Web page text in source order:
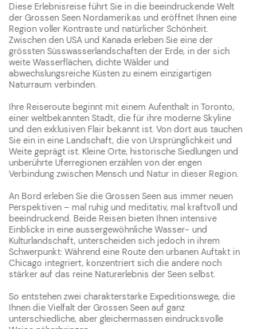
Diese Erlebnisreise führt Sie in die beeindruckende Welt
der Grossen Seen Nordamerikas und eröffnet Ihnen eine
Region voller Kontraste und natürlicher Schönheit.
Zwischen den USA und Kanada erleben Sie eine der
grössten Süsswasserlandschaften der Erde, in der sich
weite Wasserflächen, dichte Wälder und
abwechslungsreiche Küsten zu einem einzigartigen
Naturraum verbinden.
Ihre Reiseroute beginnt mit einem Aufenthalt in Toronto,
einer weltbekannten Stadt, die für ihre moderne Skyline
und den exklusiven Flair bekannt ist. Von dort aus tauchen
Sie ein in eine Landschaft, die von Ursprünglichkeit und
Weite geprägt ist. Kleine Orte, historische Siedlungen und
unberührte Uferregionen erzählen von der engen
Verbindung zwischen Mensch und Natur in dieser Region.
An Bord erleben Sie die Grossen Seen aus immer neuen
Perspektiven – mal ruhig und meditativ, mal kraftvoll und
beeindruckend. Beide Reisen bieten Ihnen intensive
Einblicke in eine aussergewöhnliche Wasser- und
Kulturlandschaft, unterscheiden sich jedoch in ihrem
Schwerpunkt: Während eine Route den urbanen Auftakt in
Chicago integriert, konzentriert sich die andere noch
stärker auf das reine Naturerlebnis der Seen selbst.
So entstehen zwei charakterstarke Expeditionswege, die
Ihnen die Vielfalt der Grossen Seen auf ganz
unterschiedliche, aber gleichermassen eindrucksvolle